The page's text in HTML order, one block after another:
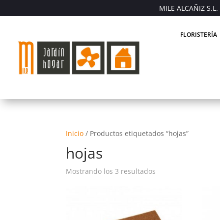
MILE ALCAÑIZ
FLORISTERÍA
Inicio / Productos etiquetados “hojas”
hojas
Mostrando los 3 resultados